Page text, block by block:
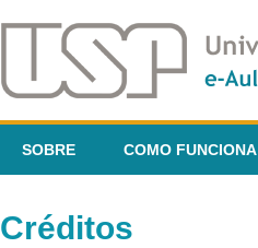
SOBRE COMO FUNCIONA
Créditos